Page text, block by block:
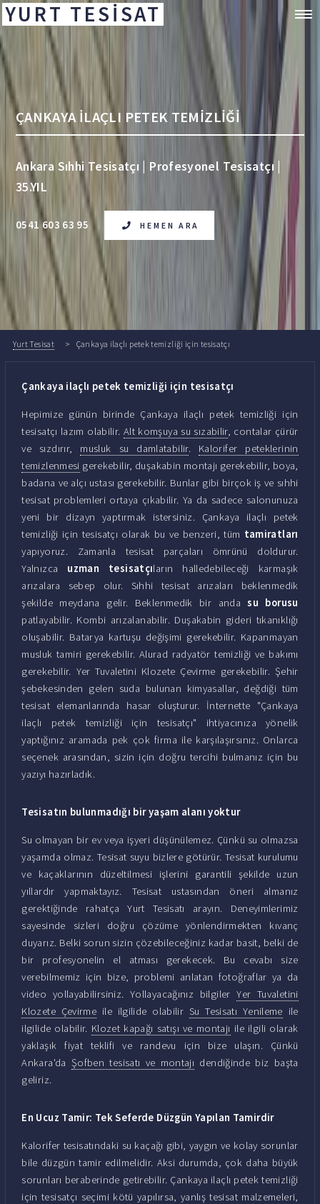
YURT TESİSAT
ÇANKAYA İLAÇLI PETEK TEMİZLİĞİ
Ankara Sıhhi Tesisatçı | Profesyonel Tesisatçı |
35.YIL
0541 603 63 95 HEMEN ARA
Yurt Tesisat Çankaya ilaçlı petek temizliği için tesisatçı
Çankaya ilaçlı petek temizliği için tesisatçı
Hepimize günün birinde Çankaya ilaçlı petek temizliği için
tesisatçı lazım olabilir. Alt komşuya su sızabilir, contalar çürür
ve sızdırır, musluk su damlatabilir. Kalorifer peteklerinin
temizlenmesi gerekebilir, duşakabin montajı gerekebilir, boya,
badana ve alçı ustası gerekebilir. Bunlar gibi birçok iş ve sıhhi
tesisat problemleri ortaya çıkabilir. Ya da sadece salonunuza
yeni bir dizayn yaptırmak istersiniz. Çankaya ilaçlı petek
temizliği için tesisatçı olarak bu ve benzeri, tüm tamiratları
yapıyoruz. Zamanla tesisat parçaları ömrünü doldurur.
Yalnızca uzman tesisatçıların halledebileceği karmaşık
arızalara sebep olur. Sıhhi tesisat arızaları beklenmedik
şekilde meydana gelir. Beklenmedik bir andasu borusu
patlayabilir. Kombi arızalanabilir. Duşakabin gideri tıkanıklığı
oluşabilir. Batarya kartuşu değişimi gerekebilir. Kapanmayan
musluk tamiri gerekebilir. Alurad radyatör temizliği ve bakımı
gerekebilir. Yer Tuvaletini Klozete Çevirme gerekebilir. Şehir
şebekesinden gelen suda bulunan kimyasallar, değdiği tüm
tesisat elemanlarında hasar oluşturur. İnternette "Çankaya
ilaçlı petek temizliği için tesisatçı" ihtiyacınıza yönelik
yaptığınız aramada pek çok firma ile karşılaşırsınız. Onlarca
seçenek arasından, sizin için doğru tercihi bulmanız için bu
yazıyı hazırladık.
Tesisatın bulunmadığı bir yaşam alanı yoktur
Su olmayan bir ev veya işyeri düşünülemez. Çünkü su olmazsa
yaşamda olmaz. Tesisat suyu bizlere götürür. Tesisat kurulumu
ve kaçaklarının düzeltilmesi işlerini garantili şekilde uzun
yıllardır yapmaktayız. Tesisat ustasından öneri almanız
gerektiğinde rahatça Yurt Tesisatı arayın. Deneyimlerimiz
sayesinde sizleri doğru çözüme yönlendirmekten kıvanç
duyarız. Belki sorun sizin çözebileceğiniz kadar basit, belki de
bir profesyonelin el atması gerekecek. Bu cevabı size
verebilmemiz için bize, problemi anlatan fotoğraflar ya da
video yollayabilirsiniz. Yollayacağınız bilgilerYer Tuvaletini
Klozete Çevirme ile ilgilide olabilir Su Tesisatı Yenileme ile
ilgilide olabilir. Klozet kapağı satışı ve montajı ile ilgili olarak
yaklaşık fiyat teklifi ve randevu için bize ulaşın. Çünkü
Ankara'da Şofben tesisatı ve montajı dendiğinde biz başta
geliriz.
En Ucuz Tamir: Tek Seferde Düzgün Yapılan Tamirdir
Kalorifer tesisatındaki su kaçağı gibi, yaygın ve kolay sorunlar
bile düzgün tamir edilmelidir. Aksi durumda, çok daha büyük
sorunları beraberinde getirebilir. Çankaya ilaçlı petek temizliği
için tesisatçı seçimi kötü yapılırsa, yanlış tesisat malzemeleri,